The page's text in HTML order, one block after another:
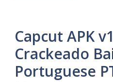
Capcut APK
Crackeado
Portuguese